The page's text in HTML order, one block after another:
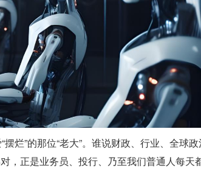
烂”的那位“老大”。谁说财政、行业、全球
，正是业务员、投行、乃至我们普通人每天